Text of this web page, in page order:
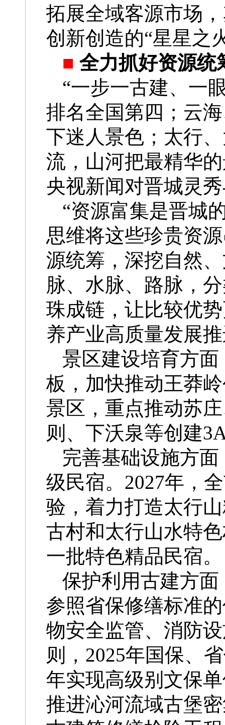
拓展全域客源市场
创新创造的“星星之
■ 全力抓好资源统
“一步一古建、一
排名全国第四；云
下迷人景色；太行
流，山河把最精华
央视新闻对晋城灵
“资源富集是晋城
思维将这些珍贵资
源统筹，深挖自然
脉、水脉、路脉，
珠成链，让比较优
养产业高质量发展
景区建设培育方
板，加快推动王莽
景区，重点推动苏
则、下沃泉等创建
完善基础设施方
级民宿。2027年，
验，着力打造太行
古村和太行山水特
一批特色精品民宿。
保护利用古建方
参照省保修缮标准
物安全监管、消防
则，2025年国保、
年实现高级别文保
推进沁河流域古堡